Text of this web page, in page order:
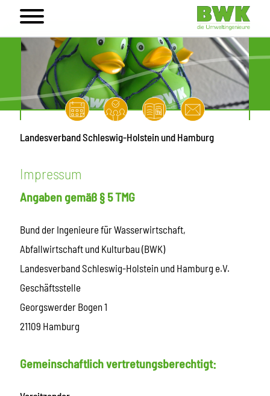
Landesverband Schleswig-Holstein und Hamburg
Impressum
Angaben gemäß § 5 TMG
Bund der Ingenieure für Wasserwirtschaft,
Abfallwirtschaft und Kulturbau (BWK)
Landesverband Schleswig-Holstein und Hamburg e.V.
Geschäftsstelle
Georgswerder Bogen 1
21109 Hamburg
Gemeinschaftlich vertretungsberechtigt: